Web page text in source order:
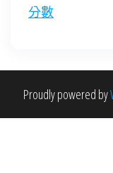
分數
Proudly powered by